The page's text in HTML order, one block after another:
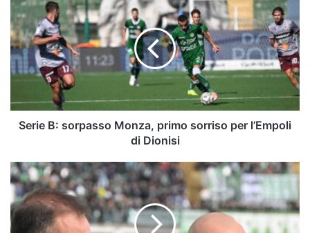
sorpasso
Monza,
primo
sorriso
per
di
Dionisi
Serie B: sorpasso Monza, primo sorriso per l’Empoli
di Dionisi
Serie
B,
dentro
la
classifica: